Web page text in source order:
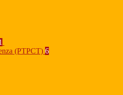
(PTPCT) 6